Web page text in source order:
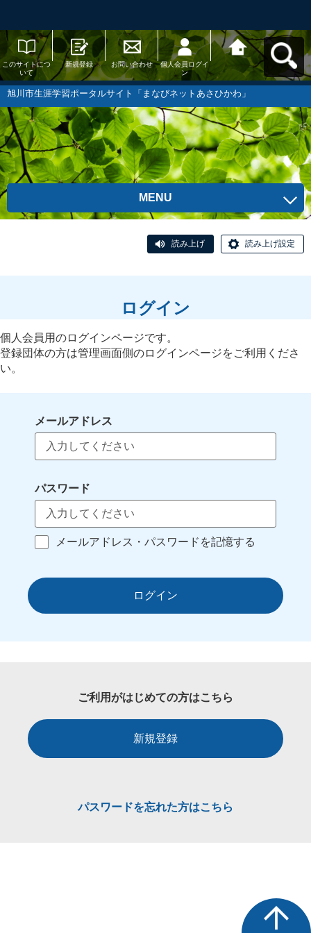
このサイトにつ
いて
新規登録 お問い合わせ
個人会員ログイ
ン
旭川市生涯学習
ポータルサイト
「まなびネット
あさひかわ」へ
戻る
旭川市生涯学習ポータルサイト「まなびネットあさひかわ」
MENU
読み上げ 読み上げ設定
ログイン
個人会員用のログインページです。
登録団体の方は管理画面側のログインページをご利用くださ
い。
メールアドレス
パスワード
メールアドレス・パスワードを記憶する
ログイン
ご利用がはじめての方はこちら
新規登録
パスワードを忘れた方はこちら